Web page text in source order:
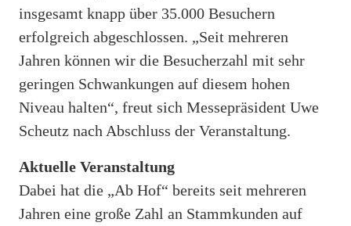
insgesamt knapp über 35.000 Besuchern
erfolgreich abgeschlossen. „Seit mehreren
Jahren können wir die Besucherzahl mit sehr
geringen Schwankungen auf diesem hohen
Niveau halten“, freut sich Messepräsident Uwe
Scheutz nach Abschluss der Veranstaltung.
Aktuelle Veranstaltung
Dabei hat die „Ab Hof“ bereits seit mehreren
Jahren eine große Zahl an Stammkunden auf